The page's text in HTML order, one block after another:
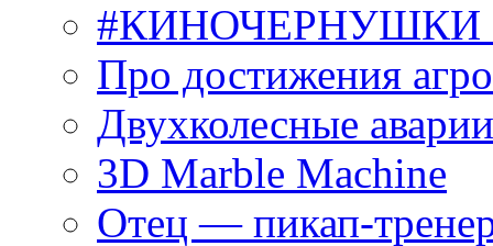
#КИНОЧЕРНУШКИ
Про достижения
Двухколесные
3D Marble Machine
Отец — пикап-